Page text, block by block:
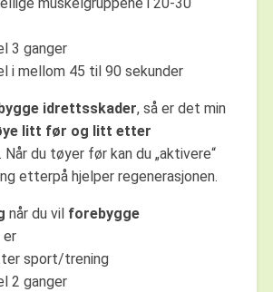
muskelgruppene i 20-30
3 ganger
i mellom 45 til 90 sekunder
idrettsskader, så er det min
litt før og litt etter
. Når du tøyer før kan du „aktivere“
etterpå hjelper regenerasjonen.
når du vil forebygge
er
sport/trening
2 ganger